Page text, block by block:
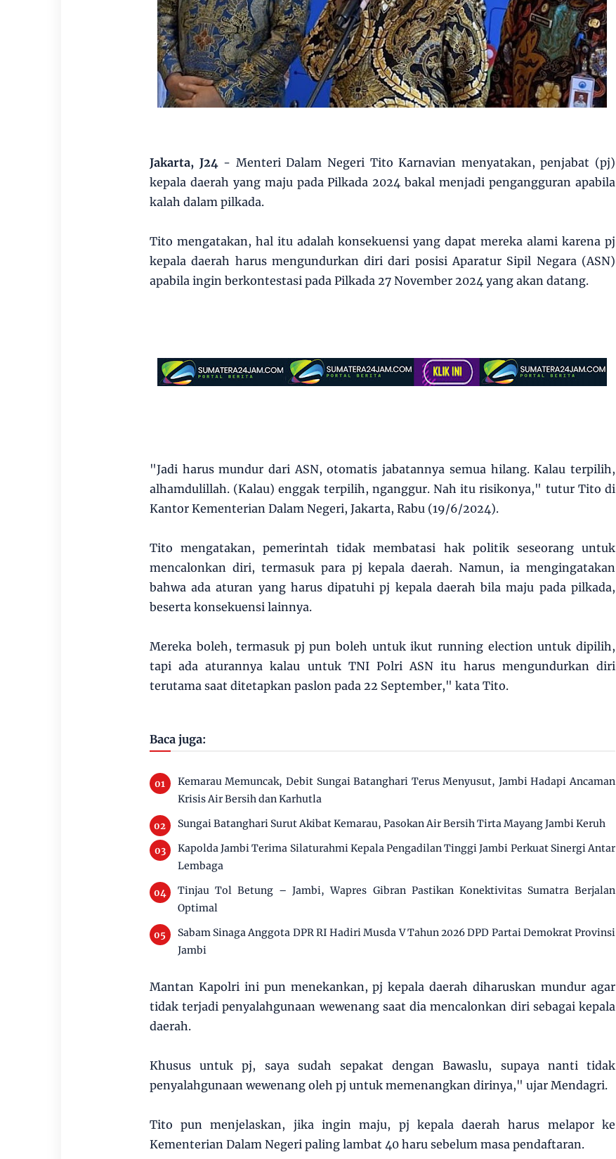
Jakarta, J24- Menteri Dalam Negeri Tito Karnavian menyatakan, penjabat (pj)
kepala daerah yang maju pada Pilkada 2024 bakal menjadi pengangguran apabila
kalah dalam pilkada.
Tito mengatakan, hal itu adalah konsekuensi yang dapat mereka alami karena pj
kepala daerah harus mengundurkan diri dari posisi Aparatur Sipil Negara (ASN)
apabila ingin berkontestasi pada Pilkada 27 November 2024 yang akan datang.
"Jadi harus mundur dari ASN, otomatis jabatannya semua hilang. Kalau terpilih,
alhamdulillah. (Kalau) enggak terpilih, nganggur. Nah itu risikonya," tutur Tito di
Kantor Kementerian Dalam Negeri, Jakarta, Rabu (19/6/2024).
Tito mengatakan, pemerintah tidak membatasi hak politik seseorang untuk
mencalonkan diri, termasuk para pj kepala daerah. Namun, ia mengingatakan
bahwa ada aturan yang harus dipatuhi pj kepala daerah bila maju pada pilkada,
beserta konsekuensi lainnya.
Mereka boleh, termasuk pj pun boleh untuk ikut running election untuk dipilih,
tapi ada aturannya kalau untuk TNI Polri ASN itu harus mengundurkan diri
terutama saat ditetapkan paslon pada 22 September," kata Tito.
Baca juga:
Kemarau Memuncak, Debit Sungai Batanghari Terus Menyusut, Jambi Hadapi Ancaman
Krisis Air Bersih dan Karhutla
Sungai Batanghari Surut Akibat Kemarau, Pasokan Air Bersih Tirta Mayang Jambi Keruh
Kapolda Jambi Terima Silaturahmi Kepala Pengadilan Tinggi Jambi Perkuat Sinergi Antar
Lembaga
Tinjau Tol Betung – Jambi, Wapres Gibran Pastikan Konektivitas Sumatra Berjalan
Optimal
Sabam Sinaga Anggota DPR RI Hadiri Musda V Tahun 2026 DPD Partai Demokrat Provinsi
Jambi
Mantan Kapolri ini pun menekankan, pj kepala daerah diharuskan mundur agar
tidak terjadi penyalahgunaan wewenang saat dia mencalonkan diri sebagai kepala
daerah.
Khusus untuk pj, saya sudah sepakat dengan Bawaslu, supaya nanti tidak
penyalahgunaan wewenang oleh pj untuk memenangkan dirinya," ujar Mendagri.
Tito pun menjelaskan, jika ingin maju, pj kepala daerah harus melapor ke
Kementerian Dalam Negeri paling lambat 40 haru sebelum masa pendaftaran.